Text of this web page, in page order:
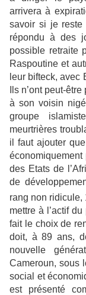
arrivera à
savoir si je reste
répondu à des
possible retraite
Raspoutine et
leur bifteck, avec
Ils n’ont peut-
à son voisin
groupe
meurtrières
il faut ajouter
des Etats de
de
rang non ridicule,
mettre à l’actif
fait le choix de
doit, à 89 ans,
nouvelle
Cameroun, sous
social et
est présenté